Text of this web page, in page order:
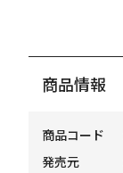
商品情報
商品コード
発売元